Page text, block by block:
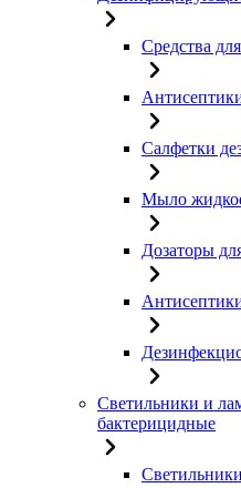
Средства
Салфетки
Мыло
Дозаторы
Светильники и
бактерицидные